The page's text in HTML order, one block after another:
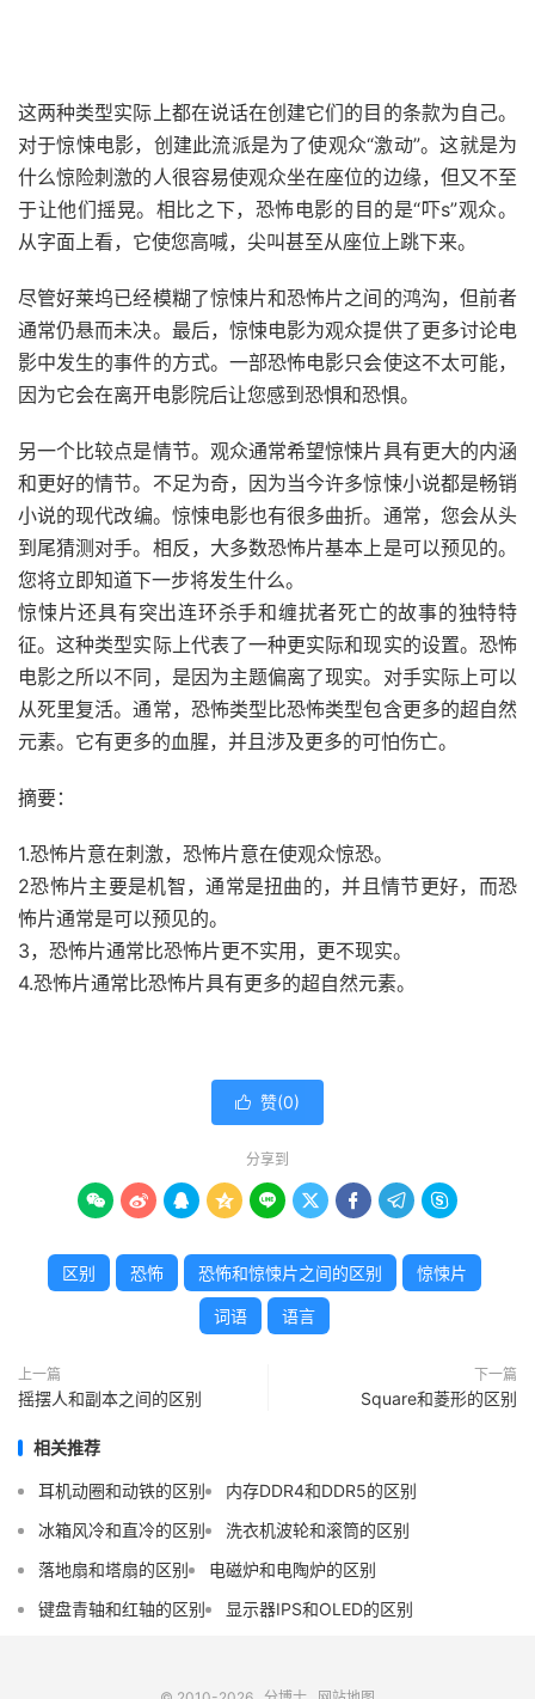
这两种类型实际上都在说话在创建它们的目的条款为自己。
对于惊悚电影，创建此流派是为了使观众“激动”。这就是为
什么惊险刺激的人很容易使观众坐在座位的边缘，但又不至
于让他们摇晃。相比之下，恐怖电影的目的是“吓s”观众。
从字面上看，它使您高喊，尖叫甚至从座位上跳下来。
尽管好莱坞已经模糊了惊悚片和恐怖片之间的鸿沟，但前者
通常仍悬而未决。最后，惊悚电影为观众提供了更多讨论电
影中发生的事件的方式。一部恐怖电影只会使这不太可能，
因为它会在离开电影院后让您感到恐惧和恐惧。
另一个比较点是情节。观众通常希望惊悚片具有更大的内涵
和更好的情节。不足为奇，因为当今许多惊悚小说都是畅销
小说的现代改编。惊悚电影也有很多曲折。通常，您会从头
到尾猜测对手。相反，大多数恐怖片基本上是可以预见的。
您将立即知道下一步将发生什么。
惊悚片还具有突出连环杀手和缠扰者死亡的故事的独特特
征。这种类型实际上代表了一种更实际和现实的设置。恐怖
电影之所以不同，是因为主题偏离了现实。对手实际上可以
从死里复活。通常，恐怖类型比恐怖类型包含更多的超自然
元素。它有更多的血腥，并且涉及更多的可怕伤亡。
摘要：
1.恐怖片意在刺激，恐怖片意在使观众惊恐。
2恐怖片主要是机智，通常是扭曲的，并且情节更好，而恐
怖片通常是可以预见的。
3，恐怖片通常比恐怖片更不实用，更不现实。
4.恐怖片通常比恐怖片具有更多的超自然元素。
 赞(0)
分享到
        
区别 恐怖 恐怖和惊悚片之间的区别 惊悚片
词语 语言
上一篇
摇摆人和副本之间的区别
下一篇
Square和菱形的区别
相关推荐
耳机动圈和动铁的区别
内存DDR4和DDR5的区别
冰箱风冷和直冷的区别
洗衣机波轮和滚筒的区别
落地扇和塔扇的区别
电磁炉和电陶炉的区别
键盘青轴和红轴的区别
显示器IPS和OLED的区别